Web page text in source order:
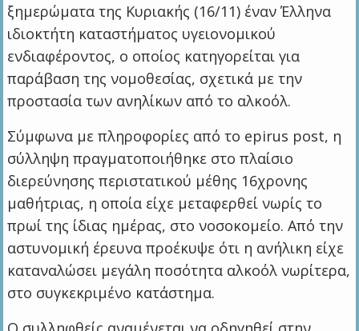
ξημερώματα της Κυριακής (16/11) έναν Έλληνα
ιδιοκτήτη καταστήματος υγειονομικού
ενδιαφέροντος, ο οποίος κατηγορείται για
παράβαση της νομοθεσίας, σχετικά με την
προστασία των ανηλίκων από το αλκοόλ.
Σύμφωνα με πληροφορίες από το epirus post, η
σύλληψη πραγματοποιήθηκε στο πλαίσιο
διερεύνησης περιστατικού μέθης 16χρονης
μαθήτριας, η οποία είχε μεταφερθεί νωρίς το
πρωί της ίδιας ημέρας, στο νοσοκομείο. Από την
αστυνομική έρευνα προέκυψε ότι η ανήλικη είχε
καταναλώσει μεγάλη ποσότητα αλκοόλ νωρίτερα,
στο συγκεκριμένο κατάστημα.